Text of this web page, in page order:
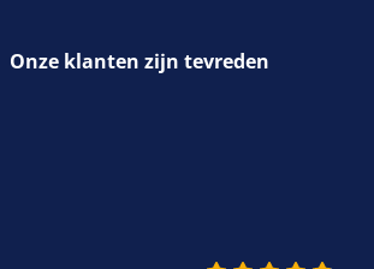
Onze klanten zijn tevreden